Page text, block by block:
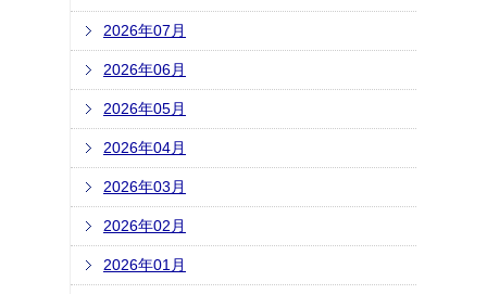
2026年07月
2026年06月
2026年05月
2026年04月
2026年03月
2026年02月
2026年01月